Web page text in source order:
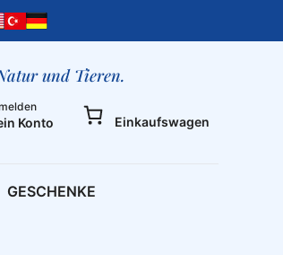
und Tieren.
Konto Einkaufswagen
GESCHENKE